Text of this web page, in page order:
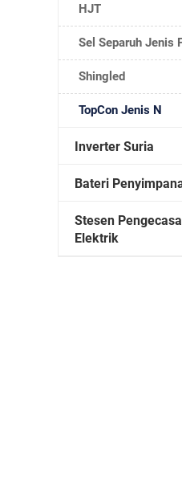
HJT
Sel Separuh Jenis
Shingled
TopCon Jenis N
Inverter Suria
Bateri
Stesen
Elektrik